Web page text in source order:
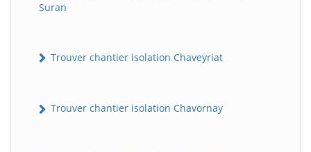
Suran
Trouver chantier isolation Chaveyriat
Trouver chantier isolation Chavornay